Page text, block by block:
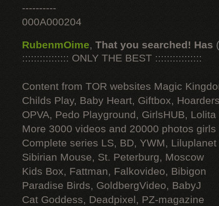
----------
000A000204
RubenmOime, That you searched! Has
:::::::::::::::: ONLY THE BEST ::::::::::::::::
Content from TOR websites Magic
Childs Play, Baby Heart, Giftbox,
OPVA, Pedo Playground, GirlsHUB, Lolita
More 3000 videos and 20000 photos
Complete series LS, BD, YWM, Liluplanet
Sibirian Mouse, St. Peterburg, Moscow
Kids Box, Fattman, Falkovideo, Bibigon
Paradise Birds, GoldbergVideo, BabyJ
Cat Goddess, Deadpixel, PZ-magazine